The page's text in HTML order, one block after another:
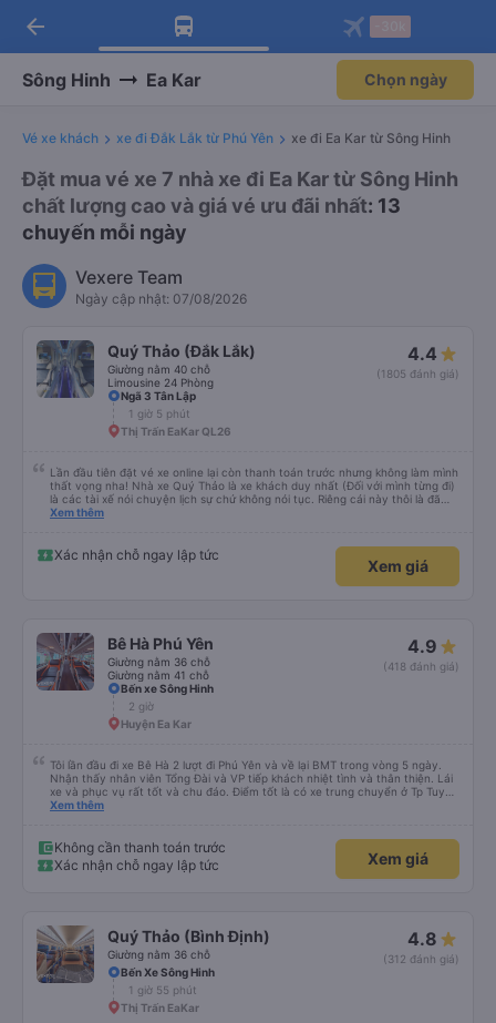
Tải app Vexere ngay!
Nhận ưu đãi thành viên độc
Mở app
Tải app Vexere
-30k/ghế khi đặt vé máy bay qua
Mở app
arrow_back
Sông Hinh Ea Kar Chọn ngày
Vé xe khách xe đi Đắk Lắk từ Phú Yên xe đi Ea Kar từ Sông Hinh
Đặt mua vé xe 7 nhà xe đi Ea Kar từ Sông Hinh
chất lượng cao và giá vé ưu đãi nhất: 13
chuyến mỗi ngày
Vexere Team
Ngày cập nhật: 07/08/2026
Quý Thảo (Đắk Lắk)
Giường nằm 40 chỗ
Limousine 24 Phòng
4.4
(1805 đánh giá)
Ngã 3 Tân Lập
1 giờ 5 phút
Thị Trấn EaKar QL26
Lần đầu tiên đặt vé xe online lại còn thanh toán trước nhưng không làm mình
thất vọng nha! Nhà xe Quý Thảo là xe khách duy nhất (Đối với mình từng đi)
là các tài xế nói chuyện lịch sự chứ không nói tục. Riêng cái này thôi là đã
đánh giá 5 sao rồi. Chú tài xế còn uống pepsi rất dễ thương chứ không có
Xem thêm
Xác nhận chỗ ngay lập tức
Xem giá
Bê Hà Phú Yên
Giường nằm 36 chỗ
Giường nằm 41 chỗ
4.9
(418 đánh giá)
Bến xe Sông Hinh
2 giờ
Huyện Ea Kar
Tôi lần đầu đi xe Bê Hà 2 lượt đi Phú Yên và về lại BMT trong vòng 5 ngày.
Nhận thấy nhân viên Tổng Đài và VP tiếp khách nhiệt tình và thân thiện. Lái
xe và phục vụ rất tốt và chu đáo. Điểm tốt là có xe trung chuyển ở Tp Tuy
Hòa. Em lái xe trung chuyển rất vui tính và nhiệt tình giúp khách đưa hành lý
Xem thêm
Không cần thanh toán trước
Xác nhận chỗ ngay lập tức
Xem giá
Quý Thảo (Bình Định)
Giường nằm 36 chỗ
4.8
(312 đánh giá)
Bến Xe Sông Hinh
1 giờ 55 phút
Thị Trấn EaKar